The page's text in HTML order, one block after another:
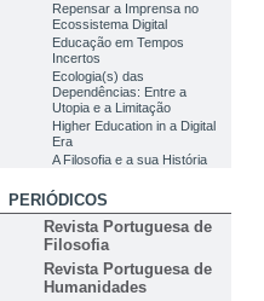
Repensar a Imprensa no
Ecossistema Digital
Educação em Tempos
Incertos
Ecologia(s) das
Dependências: Entre a
Utopia e a Limitação
Higher Education in a Digital
Era
A Filosofia e a sua História
PERIÓDICOS
Revista Portuguesa de
Filosofia
Revista Portuguesa de
Humanidades